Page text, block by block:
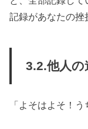
記録があなたの挫
3.2.他人
「よそはよそ！う